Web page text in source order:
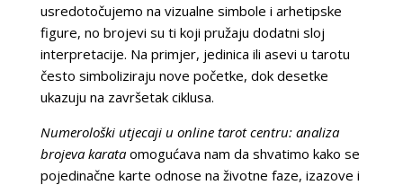
usredotočujemo na vizualne simbole i arhetipske
figure, no brojevi su ti koji pružaju dodatni sloj
interpretacije. Na primjer, jedinica ili asevi u tarotu
često simboliziraju nove početke, dok desetke
ukazuju na završetak ciklusa.
Numerološki utjecaji u online tarot centru: analiza
brojeva karataomogućava nam da shvatimo kako se
pojedinačne karte odnose na životne faze, izazove i